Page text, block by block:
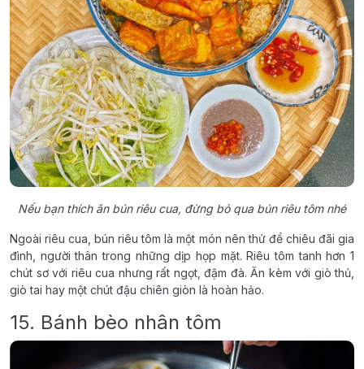
Nếu bạn thích ăn bún riêu cua, đừng bỏ qua bún riêu tôm nhé
Ngoài riêu cua, bún riêu tôm là một món nên thử để chiêu đãi gia
đình, người thân trong những dịp họp mặt. Riêu tôm tanh hơn 1
chút sơ với riêu cua nhưng rất ngọt, đậm đà. Ăn kèm với giò thủ,
giò tai hay một chút đậu chiên giòn là hoàn hảo.
15. Bánh bèo nhân tôm